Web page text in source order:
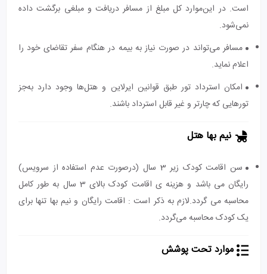
است. در این‌موارد کل مبلغ از مسافر دریافت و مبلغی برگشت داده
نمی‌شود.
مسافر می‌تواند در صورت نیاز به بیمه در هنگام سفر تقاضای خود را
اعلام نماید.
امکان استرداد تور طبق قوانین ایرلاین و هتل‌ها وجود دارد به‌جز
تورهایی که چارتر و غیر قابل استرداد باشند.
نیم بها هتل
سن اقامت کودک زیر 3 سال (درصورت عدم استفاده از سرویس)
رایگان می باشد و هزینه ی اقامت کودک بالای 3 سال به طور کامل
محاسبه می گردد.لازم به ذکر است : اقامت رایگان و نیم بها تنها برای
یک کودک محاسبه می‌گردد.
موارد تحت پوشش